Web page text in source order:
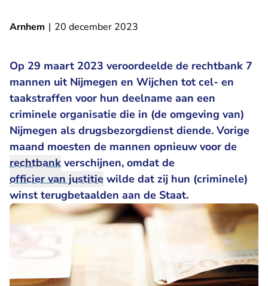
Arnhem | 20 december 2023
Op 29 maart 2023 veroordeelde de rechtbank 7
mannen uit Nijmegen en Wijchen tot cel- en
taakstraffen voor hun deelname aan een
criminele organisatie die in (de omgeving van)
Nijmegen als drugsbezorgdienst diende. Vorige
maand moesten de mannen opnieuw voor de
rechtbank verschijnen, omdat de
officier van justitie wilde dat zij hun (criminele)
winst terugbetaalden aan de Staat.